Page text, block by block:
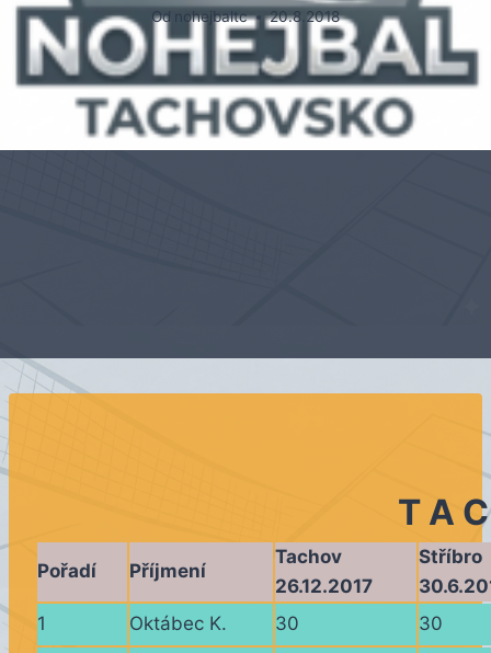
Od nohejbaltc 20.8.2018
Pořadí Příjmení
Tachov
26.12.2017
Stříbro
T A
1 Oktábec K. 30
30